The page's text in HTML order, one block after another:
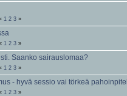
1 2 3 »
1 2 3 »
Saanko sairauslomaa?
1 2 3 »
- hyvä sessio vai törkeä
1 2 3 »